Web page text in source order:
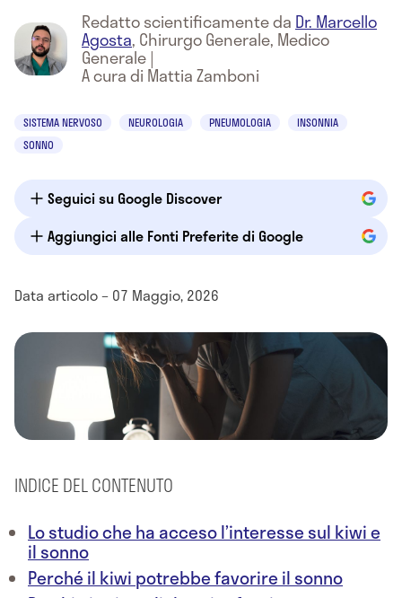
Redatto scientificamente da Dr. Marcello
Agosta, Chirurgo Generale, Medico
Generale|
A cura di Mattia Zamboni
SISTEMA NERVOSO NEUROLOGIA PNEUMOLOGIA
INSONNIA
SONNO
Seguici su Google Discover
Aggiungici alle Fonti Preferite di Google
Data articolo – 07 Maggio, 2026
INDICE DEL CONTENUTO
Lo studio che ha acceso l’interesse sul kiwi e
il sonno
Perché il kiwi potrebbe favorire il sonno